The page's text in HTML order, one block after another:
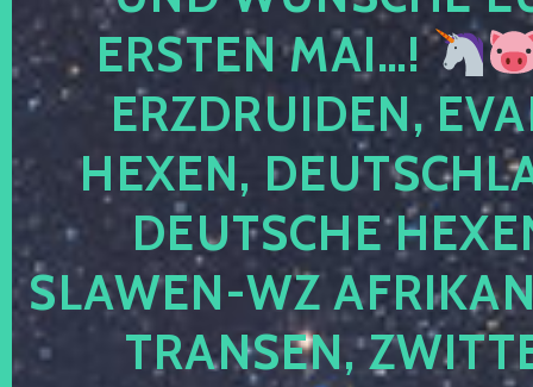
ERSTEN MAI…!
ERZDRUIDEN,
HEXEN,
DEUTSCHE
SLAWEN-WZ
TRANSEN,